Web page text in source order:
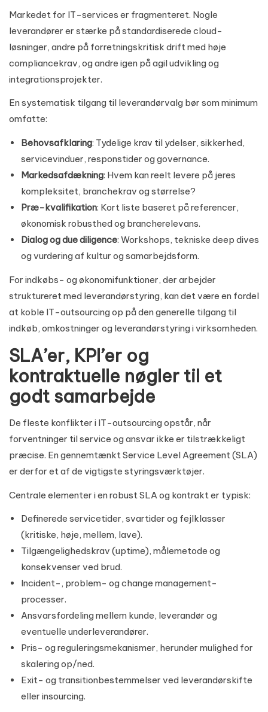
Markedet for IT-services er fragmenteret. Nogle
leverandører er stærke på standardiserede cloud-
løsninger, andre på forretningskritisk drift med høje
compliancekrav, og andre igen på agil udvikling og
integrationsprojekter.
En systematisk tilgang til leverandørvalg bør som minimum
omfatte:
Behovsafklaring: Tydelige krav til ydelser, sikkerhed,
servicevinduer, responstider og governance.
Markedsafdækning: Hvem kan reelt levere på jeres
kompleksitet, branchekrav og størrelse?
Præ-kvalifikation: Kort liste baseret på referencer,
økonomisk robusthed og brancherelevans.
Dialog og due diligence: Workshops, tekniske deep dives
og vurdering af kultur og samarbejdsform.
For indkøbs- og økonomifunktioner, der arbejder
struktureret med leverandørstyring, kan det være en fordel
at koble IT-outsourcing op på den generelle tilgang til
indkøb, omkostninger og leverandørstyringi virksomheden.
SLA’er, KPI’er og
kontraktuelle nøgler til et
godt samarbejde
De fleste konflikter i IT-outsourcing opstår, når
forventninger til service og ansvar ikke er tilstrækkeligt
præcise. En gennemtænkt Service Level Agreement (SLA)
er derfor et af de vigtigste styringsværktøjer.
Centrale elementer i en robust SLA og kontrakt er typisk:
Definerede servicetider, svartider og fejlklasser
(kritiske, høje, mellem, lave).
Tilgængelighedskrav (uptime), målemetode og
konsekvenser ved brud.
Incident-, problem- og change management-
processer.
Ansvarsfordeling mellem kunde, leverandør og
eventuelle underleverandører.
Pris- og reguleringsmekanismer, herunder mulighed for
skalering op/ned.
Exit- og transitionbestemmelser ved leverandørskifte
eller insourcing.